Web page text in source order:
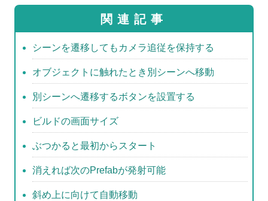
tt
er
c
e
b
o
o
k
e 関連記事
シーンを遷移してもカメラ追従を保持する
オブジェクトに触れたとき別シーンへ移動
別シーンへ遷移するボタンを設置する
ビルドの画面サイズ
ぶつかると最初からスタート
消えれば次のPrefabが発射可能
斜め上に向けて自動移動